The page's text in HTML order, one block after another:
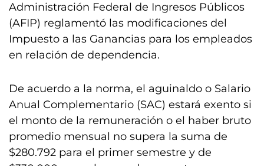
Administración Federal de Ingresos Públicos
(AFIP) reglamentó las modificaciones del
Impuesto a las Ganancias para los empleados
en relación de dependencia.
De acuerdo a la norma, el aguinaldo o Salario
Anual Complementario (SAC) estará exento si
el monto de la remuneración o el haber bruto
promedio mensual no supera la suma de
$280.792 para el primer semestre y de